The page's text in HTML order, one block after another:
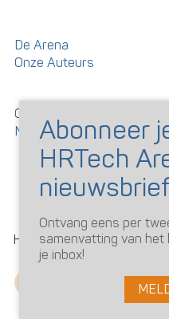
De Arena
Onze Auteurs
Over HRTech Arena
Nieuwsbrief
HRTechArena 2026©
Ontvang eens per
samenvatting van het
je inbox!